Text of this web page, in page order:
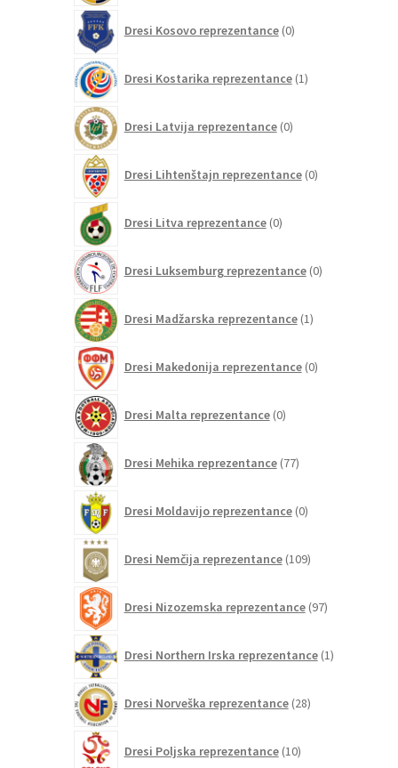
Dresi Kosovo reprezentance 0izdelkov
Dresi Kostarika reprezentance 1izdelek
Dresi Latvija reprezentance 0izdelkov
Dresi Lihtenštajn reprezentance 0izdelkov
Dresi Litva reprezentance 0izdelkov
Dresi Luksemburg reprezentance 0izdelkov
Dresi Madžarska reprezentance 1izdelek
Dresi Makedonija reprezentance 0izdelkov
Dresi Malta reprezentance 0izdelkov
Dresi Mehika reprezentance 77izdelkov
Dresi Moldavijo reprezentance 0izdelkov
Dresi Nemčija reprezentance 109izdelkov
Dresi Nizozemska reprezentance 97izdelkov
Dresi Northern Irska reprezentance 1izdelek
Dresi Norveška reprezentance 28izdelkov
Dresi Poljska reprezentance 10izdelkov